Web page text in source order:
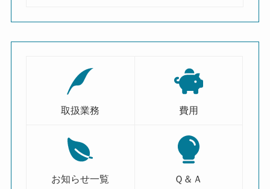
取扱業務 費用
お知らせ一覧 Ｑ＆Ａ